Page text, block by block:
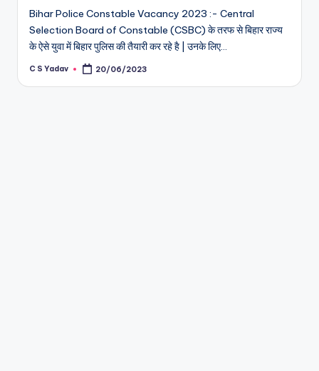
Bihar Police Constable Vacancy 2023 :- Central
Selection Board of Constable (CSBC) के तरफ से बिहार राज्य
के ऐसे युवा में बिहार पुलिस की तैयारी कर रहे है | उनके लिए…
Posted
C S Yadav 20/06/2023